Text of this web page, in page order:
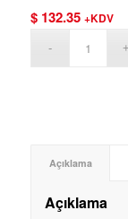
$132.35 +KDV
Açıklama
Açıklama